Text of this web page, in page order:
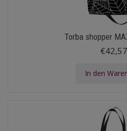
Torba shopper
€42,57
In den